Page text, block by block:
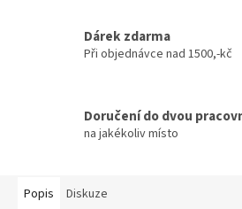
Dárek zdarma
Při objednávce nad 1500,-kč
Doručení do dvou
na jakékoliv místo
Popis Diskuze